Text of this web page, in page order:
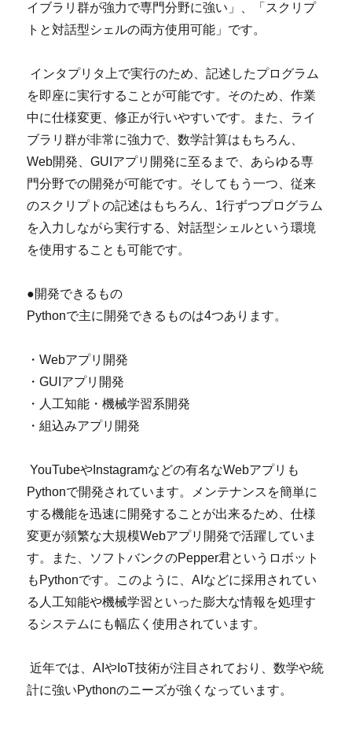
イブラリ群が強力で専門分野に強い」、「スクリプ
トと対話型シェルの両方使用可能」です。
インタプリタ上で実行のため、記述したプログラム
を即座に実行することが可能です。そのため、作業
中に仕様変更、修正が行いやすいです。また、ライ
ブラリ群が非常に強力で、数学計算はもちろん、
Web開発、GUIアプリ開発に至るまで、あらゆる専
門分野での開発が可能です。そしてもう一つ、従来
のスクリプトの記述はもちろん、1行ずつプログラム
を入力しながら実行する、対話型シェルという環境
を使用することも可能です。
●開発できるもの
Pythonで主に開発できるものは4つあります。
・Webアプリ開発
・GUIアプリ開発
・人工知能・機械学習系開発
・組込みアプリ開発
YouTubeやInstagramなどの有名なWebアプリも
Pythonで開発されています。メンテナンスを簡単に
する機能を迅速に開発することが出来るため、仕様
変更が頻繁な大規模Webアプリ開発で活躍していま
す。また、ソフトバンクのPepper君というロボット
もPythonです。このように、AIなどに採用されてい
る人工知能や機械学習といった膨大な情報を処理す
るシステムにも幅広く使用されています。
近年では、AIやIoT技術が注目されており、数学や統
計に強いPythonのニーズが強くなっています。